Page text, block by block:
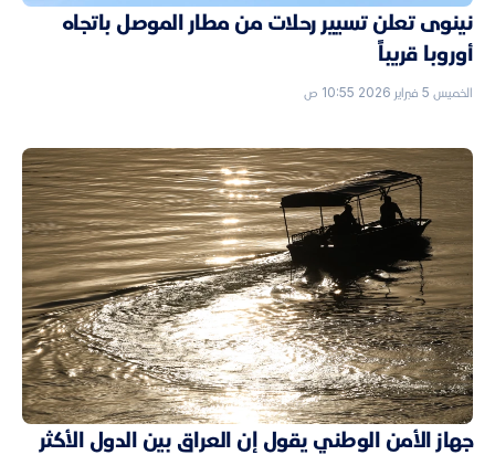
نينوى تعلن تسيير رحلات من مطار الموصل باتجاه
أوروبا قريباً
الخميس 5 فبراير 2026 10:55 ص
جهاز الأمن الوطني يقول إن العراق بين الدول الأكثر